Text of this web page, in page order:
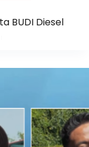
BUDI Diesel